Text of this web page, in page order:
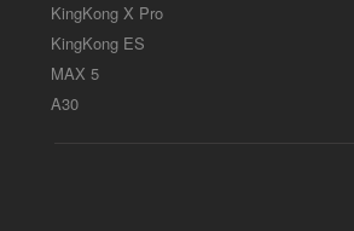
KingKong X Pro
KingKong ES
MAX 5
A30